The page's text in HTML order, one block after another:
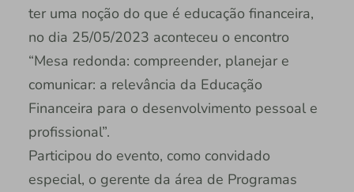
ter uma noção do que é educação financeira,
no dia 25/05/2023 aconteceu o encontro
“Mesa redonda: compreender, planejar e
comunicar: a relevância da Educação
Financeira para o desenvolvimento pessoal e
profissional”.
Participou do evento, como convidado
especial, o gerente da área de Programas